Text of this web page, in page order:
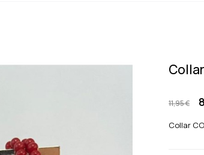
11,95 €
Collar